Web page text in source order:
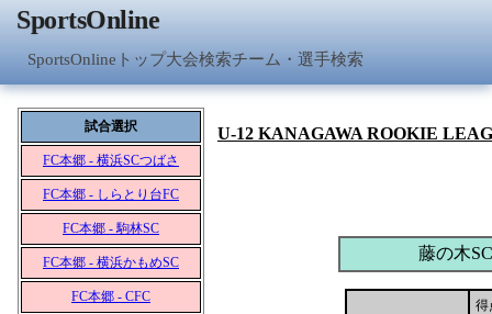
SportsOnline
SportsOnlineトップ大会検索チーム・選手検索
試合選択
FC本郷 - 横浜SCつばさ
FC本郷 - しらとり台FC
FC本郷 - 駒林SC
FC本郷 - 横浜かもめSC
FC本郷 - CFC
U-12 KANAGAWA ROOKIE
藤の木SC
得